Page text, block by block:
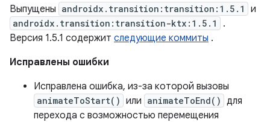
Выпущены androidx.transition:transition:1.5.1 и
androidx.transition:transition-ktx:1.5.1
.
Версия 1.5.1 содержит следующие коммиты .
Исправлены ошибки
Исправлена ​​ошибка, из-за которой вызовы
animateToStart() или animateToEnd() для
перехода с возможностью перемещения